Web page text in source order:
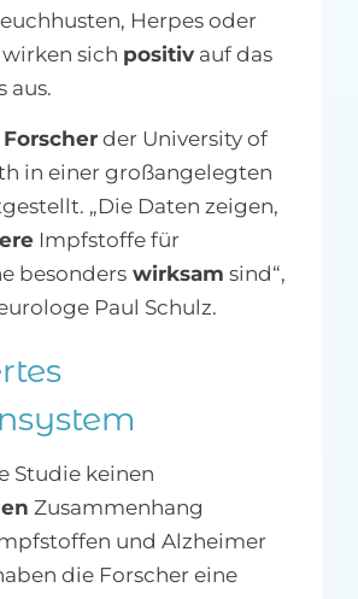
Herpes oder
sich positivauf das
aus.
Forscherder University of
in einer großangelegten
„Die Daten zeigen,
Impfstoffe für
besonderswirksam sind“,
Paul Schulz.
Studie keinen
Zusammenhang
und Alzheimer
die Forscher eine